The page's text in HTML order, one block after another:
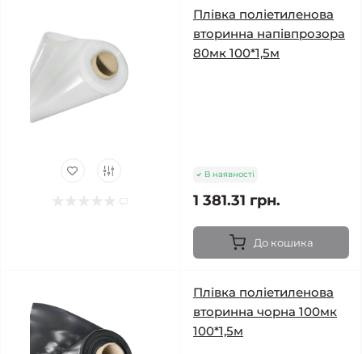
Плівка поліетиленова
вторинна напівпрозора
80мк 100*1,5м
В наявності
1 381.31 грн.
До кошика
Плівка поліетиленова
вторинна чорна 100мк
100*1,5м